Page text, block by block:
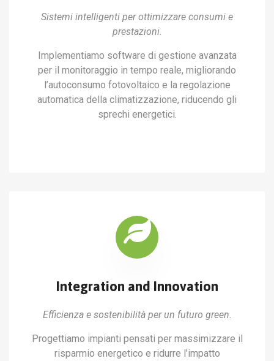
Sistemi intelligenti per ottimizzare consumi e
prestazioni.
Implementiamo software di gestione avanzata
per il monitoraggio in tempo reale, migliorando
l’autoconsumo fotovoltaico e la regolazione
automatica della climatizzazione, riducendo gli
sprechi energetici.
Integration and Innovation
Efficienza e sostenibilità per un futuro green.
Progettiamo impianti pensati per massimizzare il
risparmio energetico e ridurre l’impatto